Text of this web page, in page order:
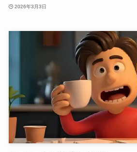
2026年3月3日